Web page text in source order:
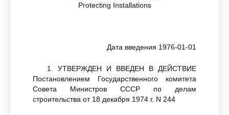
Protecting Installations
Дата введения 1976-01-01
1. УТВЕРЖДЕН И ВВЕДЕН В ДЕЙСТВИЕ
Постановлением Государственного комитета
Совета Министров СССР по делам
строительства от 18 декабря 1974 г. N 244